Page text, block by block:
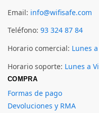
Email: info@wifisafe.com
Teléfono: 93 324 87 84
Horario comercial: Lunes
Horario soporte: Lunes a
COMPRA
Formas de pago
Devoluciones y RMA